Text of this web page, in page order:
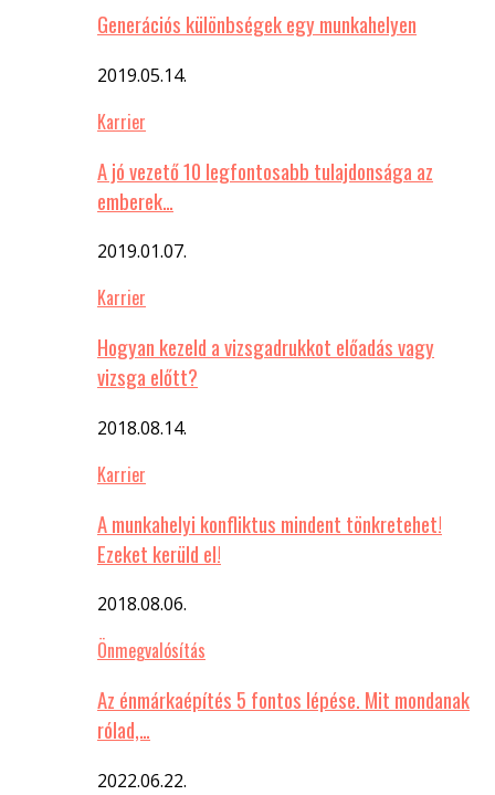
Generációs különbségek egy munkahelyen
2019.05.14.
Karrier
A jó vezető 10 legfontosabb tulajdonsága az
emberek…
2019.01.07.
Karrier
Hogyan kezeld a vizsgadrukkot előadás vagy
vizsga előtt?
2018.08.14.
Karrier
A munkahelyi konfliktus mindent tönkretehet!
Ezeket kerüld el!
2018.08.06.
Önmegvalósítás
Az énmárkaépítés 5 fontos lépése. Mit mondanak
rólad,…
2022.06.22.